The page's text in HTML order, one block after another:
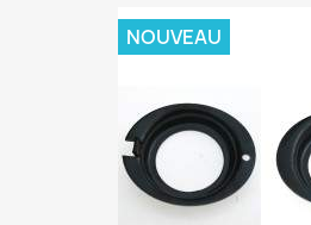
NOUVEAU